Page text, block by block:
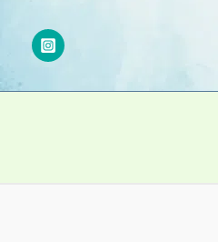
conteúdo